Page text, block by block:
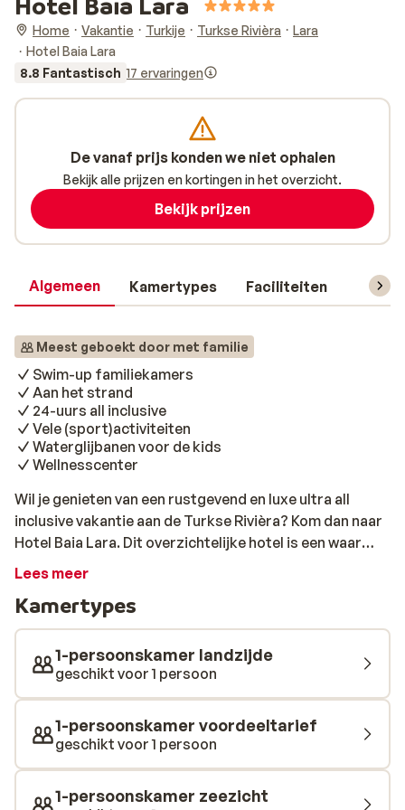
Home Vakantie Turkije Turkse Rivièra
Lara
Hotel Baia Lara
8.8 Fantastisch 17 ervaringen
Algemeen Kamertypes Faciliteiten
Meest geboekt door met familie
Swim-up familiekamers
Aan het strand
24-uurs all inclusive
Vele (sport)activiteiten
Waterglijbanen voor de kids
Wellnesscenter
Wil je genieten van een rustgevend en luxe ultra all
inclusive vakantie aan de Turkse Rivièra? Kom dan naar
Hotel Baia Lara. Dit overzichtelijke hotel is een waar
vakantieparadijs. Je verblijft hier in een prachtig
voorzien! De kamers hebben een prachtig uitzicht op
land of zee. Door het grote aanbod aan faciliteiten is er
voor iedereen wat wils. De 7 grote zwembaden met 9
waterglijbanen zorgen voor veel waterpret. Voor wie
zich graag laat vermaken is er een uitgebreid
animatieprogramma. De kleintjes kunnen zich met hun
leeftijdsgenootjes uitleven in de gezellige miniclub, het
mooie speeltuintje en de leuke kinderspeelruimte. Voor
ook voor de ouderen zijn er veel activiteiten. Wat dacht
Lees meer
Kamertypes
1-persoonskamer landzijde
geschikt voor 1 persoon
1-persoonskamer voordeeltarief
geschikt voor 1 persoon
1-persoonskamer zeezicht
De vanaf prijs konden we niet ophalen
Bekijk alle prijzen en kortingen in het overzicht.
Bekijk prijzen